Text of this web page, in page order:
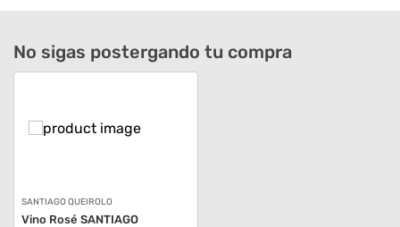
No sigas postergando tu compra
SANTIAGO QUEIROLO
Vino Rosé SANTIAGO